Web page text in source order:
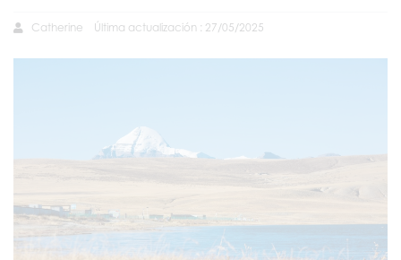
Catherine Última actualización : 27/05/2025